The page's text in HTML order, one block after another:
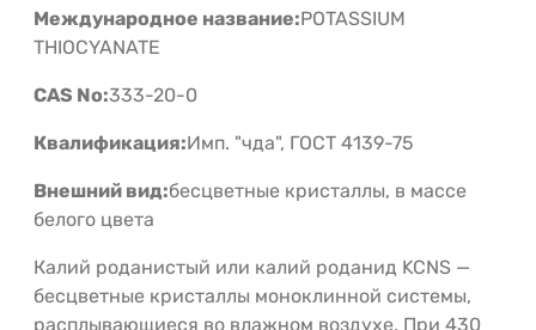
Международное название:POTASSIUM
THIOCYANATE
CAS No:333-20-0
Квалификация:Имп. "чда", ГОСТ 4139-75
Внешний вид:бесцветные кристаллы, в массе
белого цвета
Калий роданистый или калий роданид KCNS —
бесцветные кристаллы моноклинной системы,
расплывающиеся во влажном воздухе. При 430